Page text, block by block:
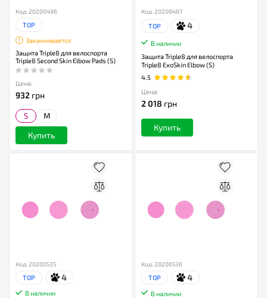
Код: 20200496
TOP
Заканчивается
Защита Triple8 для велоспорта
Triple8 Second Skin Elbow Pads (S)
Цена:
932 грн
S M
Купить
Код: 20200487
TOP 4
В наличии
Защита Triple8 для велоспорта
Triple8 ExoSkin Elbow (S)
4.5
Цена:
2 018 грн
Купить
Код: 20200535
TOP 4
В наличии
Код: 20200536
TOP 4
В наличии